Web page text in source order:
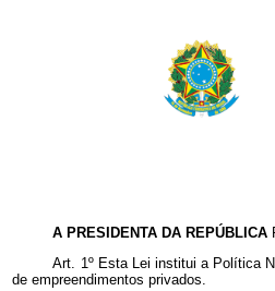
A PRESIDENTA DA REPÚBLICA
Art. 1º Esta Lei institui a Política
de empreendimentos privados.